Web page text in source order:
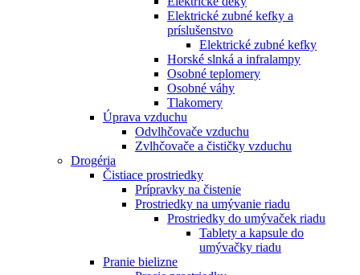
Elektrické zubné kefky a
príslušenstvo
Elektrické zubné kefky
Horské slnká a infralampy
Osobné teplomery
Osobné váhy
Tlakomery
Úprava vzduchu
Odvlhčovače vzduchu
Zvlhčovače a čističky vzduchu
Drogéria
Čistiace prostriedky
Prípravky na čistenie
Prostriedky na umývanie riadu
Prostriedky do umývaček riadu
Tablety a kapsule do
umývačky riadu
Pranie bielizne